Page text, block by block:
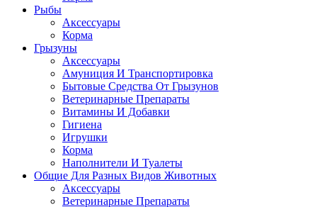
Рыбы
Аксессуары
Корма
Грызуны
Аксессуары
Амуниция И Транспортировка
Бытовые Средства От Грызунов
Ветеринарные Препараты
Витамины И Добавки
Гигиена
Игрушки
Корма
Наполнители И Туалеты
Общие Для Разных Видов Животных
Аксессуары
Ветеринарные Препараты